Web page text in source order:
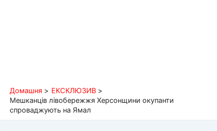
Домашня
ЕКСКЛЮЗИВ
Мешканців лівобережжя Херсонщини окупанти
спроваджують на Ямал